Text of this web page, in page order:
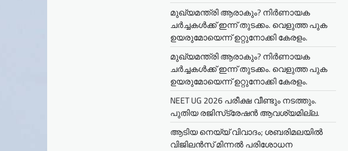
മുഖ്യമന്ത്രി ആരാകും? നിർണായക
ചർച്ചകൾക്ക് ഇന്ന് തുടക്കം. വെളുത്ത പുക
ഉയരുമോയെന്ന് ഉറ്റുനോക്കി കേരളം.
മുഖ്യമന്ത്രി ആരാകും? നിർണായക
ചർച്ചകൾക്ക് ഇന്ന് തുടക്കം. വെളുത്ത പുക
ഉയരുമോയെന്ന് ഉറ്റുനോക്കി കേരളം.
NEET UG 2026 പരീക്ഷ വീണ്ടും നടത്തും.
പുതിയ രജിസ്‌ട്രേഷൻ ആവശ്യമില്ല.
ആടിയ നെയ്യ് വിവാദം; ശബരിമലയില്‍
വിജിലന്‍സ് മിന്നല്‍ പരിശോധന